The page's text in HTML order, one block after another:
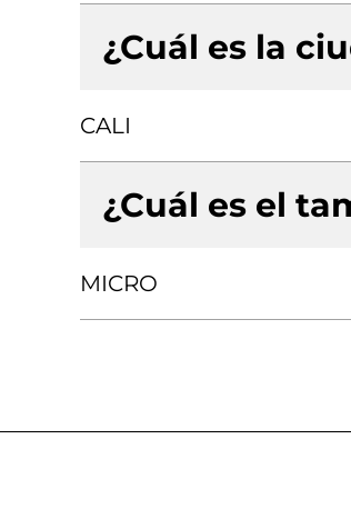
¿Cuál es la
CALI
¿Cuál es el
MICRO